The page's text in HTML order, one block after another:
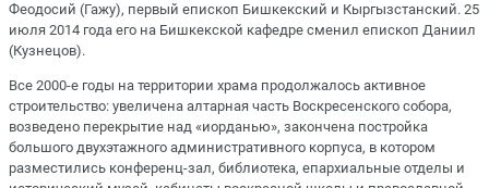
Феодосий (Гажу), первый епископ Бишкекский и Кыргызстанский. 25
июля 2014 года его на Бишкекской кафедре сменил епископ Даниил
(Кузнецов).
Все 2000-е годы на территории храма продолжалось активное
строительство: увеличена алтарная часть Воскресенского собора,
возведено перекрытие над «иорданью», закончена постройка
большого двухэтажного административного корпуса, в котором
разместились конференц-зал, библиотека, епархиальные отделы и